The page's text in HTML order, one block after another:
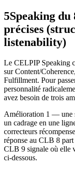
5Speaking du
précises
listenability)
Le CELPIP Speaking
sur Content/
Fulfillment. Pour
personnalité
avez besoin de trois
Amélioration 1 — une
un cadrage en une
correcteurs
réponse au CLB 8 part
CLB 9 signale où elle
ci-dessous.